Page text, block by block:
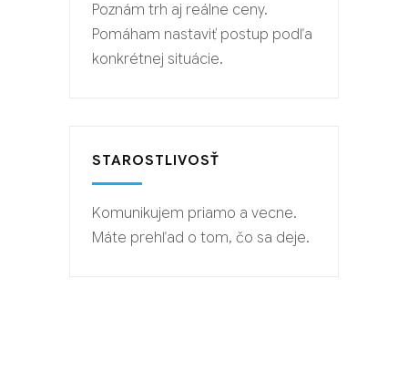
Poznám trh aj reálne ceny.
Pomáham nastaviť postup podľa
konkrétnej situácie.
STAROSTLIVOSŤ
Komunikujem priamo a vecne.
Máte prehľad o tom, čo sa deje.